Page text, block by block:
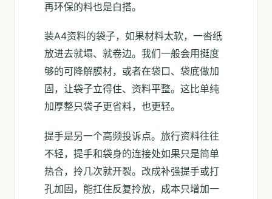
再环保的料也是白搭。
装A4资料的袋子，如果材料太软，一沓纸
放进去就塌、就卷边。我们一般会用挺度
够的可降解膜材，或者在袋口、袋底做加
固，让袋子立得住、资料平整。这比单纯
加厚整只袋子更省料，也更轻。
提手是另一个高频投诉点。旅行资料往往
不轻，提手和袋身的连接处如果只是简单
热合，拎几次就开裂。改成补强提手或打
孔加固，能扛住反复拎放，成本只增加一